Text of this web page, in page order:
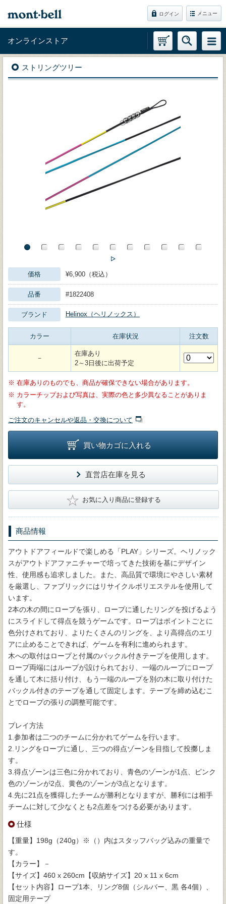
ログイン メニュー
オンラインストア
ストリングツリー
価格 ¥6,900（税込）
品番 #1822408
ブランド Helinox（ヘリノックス）
カラー 在庫状況 注文数
－
在庫あり
2～3日後に出荷予定
※ 在庫ありのものでも、商品が確保できない場合があります。
※ カラーチップおよび写真は、実際の色と多少異なることがありま
す。
ご注文のキャンセルや返品・交換について
買い物カゴに入れる
直営店在庫を見る
★ お気に入り商品に登録する
商品情報
アウトドアフィールドで楽しめる「PLAY」シリーズ。ヘリノック
スがアウトドアファニチャーで培ってきた技術を基にデザイン
性、使用感も追求しました。また、高品質で環境にやさしい素材
を厳選し、ファブリックにはリサイクルポリエステルを使用して
います。
2本の木の間にロープを張り、ロープに通したリングを投げるよう
にスライドして得点を競うゲームです。ロープはポイントごとに
色分けされており、よりたくさんのリングを、より高得点のエリ
アに止めることできれば、ゲームを有利に進められます。
木への取付はロープと付属のバックル付きテープを使用します。
ロープ両端にはループが設けられており、一端のループにロープ
を通して木に括り付け、もう一端のループを別の木に取り付けた
バックル付きのテープを通して固定します。テープを締め込むこ
とでロープの張りの調整可能です。
プレイ方法
1.参加者は二つのチームに分かれてゲームを行います。
2.リングをロープに通し、三つの得点ゾーンを目指して投擲しま
す。
3.得点ゾーンは三色に分かれており、青色のゾーンが1点、ピンク
色のゾーンが2点、黄色のゾーンが3点となります。
4.先に21点を獲得したチームが勝利となりますが、勝利には相手
チームに対して少なくとも2点差をつける必要があります。
仕様
【重量】198g（240g）※（）内はスタッフバッグ込みの重量で
す。
【カラー】－
【サイズ】460 x 260cm【収納サイズ】20 x 11 x 6cm
【セット内容】ロープ1本、リング8個（シルバー、黒 各4個）、
固定用テープ